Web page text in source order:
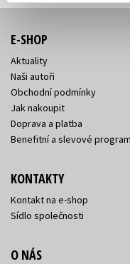
E-SHOP
Aktuality
Naši autoři
Obchodní podmínky
Jak nakoupit
Doprava a platba
Benefitní a slevové
KONTAKTY
Kontakt na e-shop
Sídlo společnosti
O NÁS